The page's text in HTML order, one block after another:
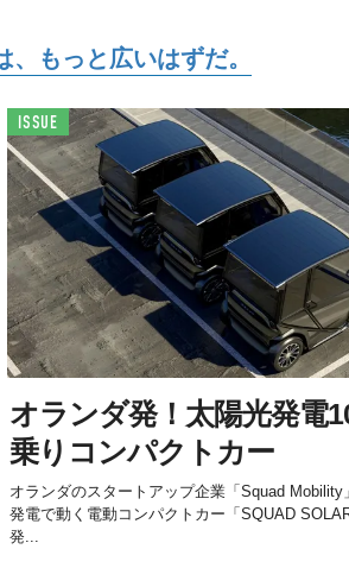
もっと広いはずだ。
ISSUE
オランダ発！太陽光発電
乗りコンパクトカー
オランダのスタートアップ企業「Squad Mobility
発電で動く電動コンパクトカー「SQUAD
発...